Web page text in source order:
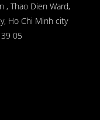
, Thao Dien Ward,
Ho Chi Minh city
05